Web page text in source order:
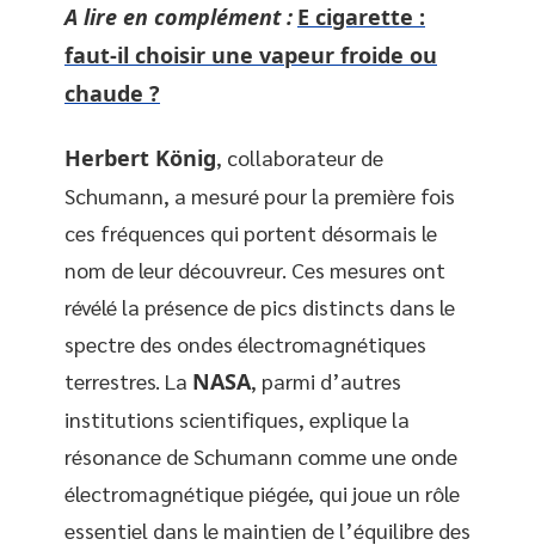
A lire en complément : E cigarette :
faut-il choisir une vapeur froide ou
chaude ?
Herbert König, collaborateur de
Schumann, a mesuré pour la première fois
ces fréquences qui portent désormais le
nom de leur découvreur. Ces mesures ont
révélé la présence de pics distincts dans le
spectre des ondes électromagnétiques
terrestres. La NASA, parmi d’autres
institutions scientifiques, explique la
résonance de Schumann comme une onde
électromagnétique piégée, qui joue un rôle
essentiel dans le maintien de l’équilibre des